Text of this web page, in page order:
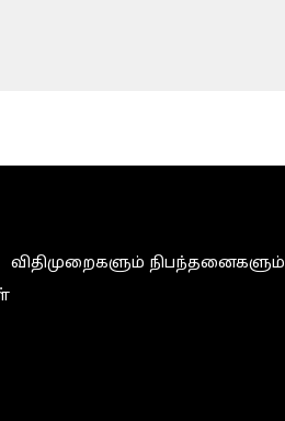
விதிமுறைகளும் நிபந்தனைகளும்